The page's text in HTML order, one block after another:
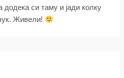
додека си таму и јади колку
Живели!